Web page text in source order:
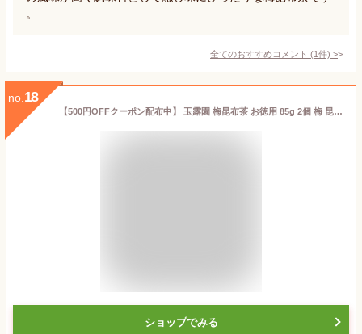
。
全てのおすすめコメント (1件) >
no. 18
【500円OFFクーポン配布中】 玉露園 梅昆布茶 お徳用 85g 2個 梅 昆布茶 こんぶ茶 昆布 こんぶ 茶 粉末 顆粒 スタンド 北海道産 梅こんぶ茶 徳用 お得用 さっぱり 旨味 ぎょくろえん 業務用 大容量 ラウス昆布 ラウス 羅臼
ショップでみる